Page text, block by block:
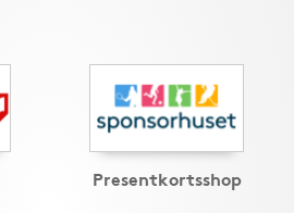
Presentkortsshop